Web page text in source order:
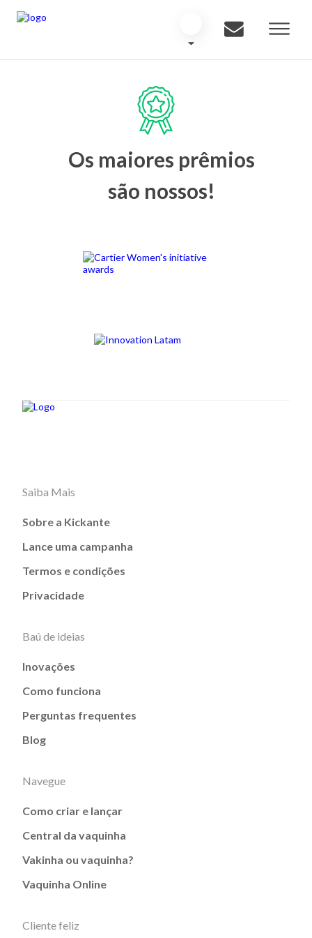
Os maiores prêmios
são nossos!
Saiba Mais
Sobre a Kickante
Lance uma campanha
Termos e condições
Privacidade
Baú de ideias
Inovações
Como funciona
Perguntas frequentes
Blog
Navegue
Como criar e lançar
Central da vaquinha
Vakinha ou vaquinha?
Vaquinha Online
Cliente feliz